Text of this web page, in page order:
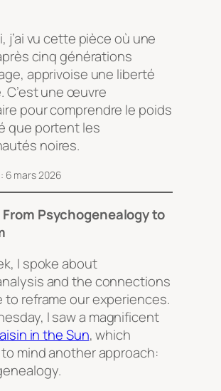
j’ai vu cette pièce où une
cinq générations
apprivoise une liberté
C’est une œuvre
pour comprendre le poids
que portent les
noires.
6 mars 2026
Psychogenealogy to
I spoke about
and the connections
to reframe our experiences.
I saw a magnificent
in the Sun, which
mind another approach: